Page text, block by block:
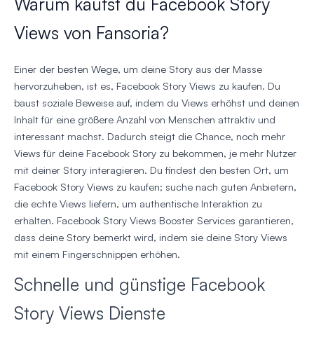
Views von Fansoria?
Einer der besten Wege, um deine Story aus der Masse
hervorzuheben, ist es, Facebook Story Views zu kaufen. Du
baust soziale Beweise auf, indem du Views erhöhst und deinen
Inhalt für eine größere Anzahl von Menschen attraktiv und
interessant machst. Dadurch steigt die Chance, noch mehr
Views für deine Facebook Story zu bekommen, je mehr Nutzer
mit deiner Story interagieren. Du findest den besten Ort, um
Facebook Story Views zu kaufen; suche nach guten Anbietern,
die echte Views liefern, um authentische Interaktion zu
erhalten. Facebook Story Views Booster Services garantieren,
dass deine Story bemerkt wird, indem sie deine Story Views
mit einem Fingerschnippen erhöhen.
Schnelle und günstige Facebook
Story Views Dienste